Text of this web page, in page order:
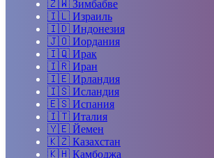
🇿🇼 Зимбабве
🇮🇱 Израиль
🇮🇩 Индонезия
🇯🇴 Иордания
🇮🇶 Ирак
🇮🇷 Иран
🇮🇪 Ирландия
🇮🇸 Исландия
🇪🇸 Испания
🇮🇹 Италия
🇾🇪 Йемен
🇰🇿 Казахстан
🇰🇭 Камбоджа